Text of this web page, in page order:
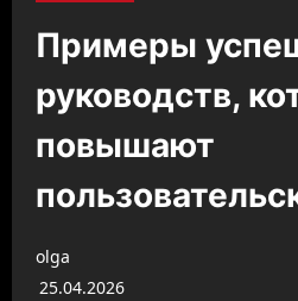
Примеры
руководств,
повышают
olga
25.04.2026